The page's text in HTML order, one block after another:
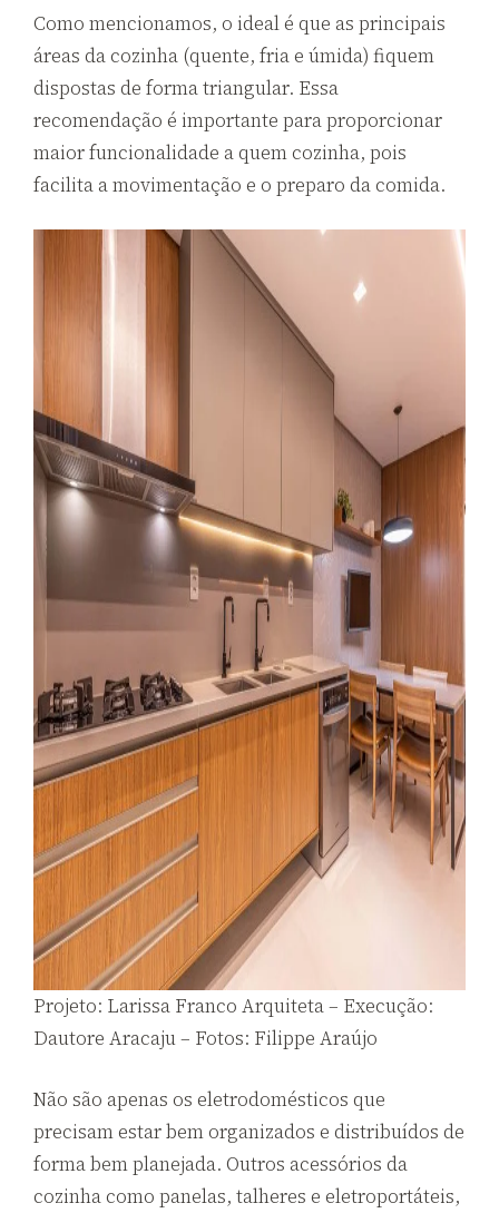
Como mencionamos, o ideal é que as principais
áreas da cozinha (quente, fria e úmida) fiquem
dispostas de forma triangular. Essa
recomendação é importante para proporcionar
maior funcionalidade a quem cozinha, pois
facilita a movimentação e o preparo da comida.
Projeto: Larissa Franco Arquiteta – Execução:
Dautore Aracaju – Fotos: Filippe Araújo
Não são apenas os eletrodomésticos que
precisam estar bem organizados e distribuídos de
forma bem planejada. Outros acessórios da
cozinha como panelas, talheres e eletroportáteis,